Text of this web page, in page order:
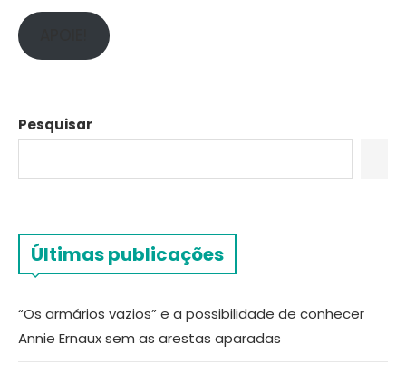
Pesquisar
Últimas publicações
“Os armários vazios” e a possibilidade de conhecer
Annie Ernaux sem as arestas aparadas